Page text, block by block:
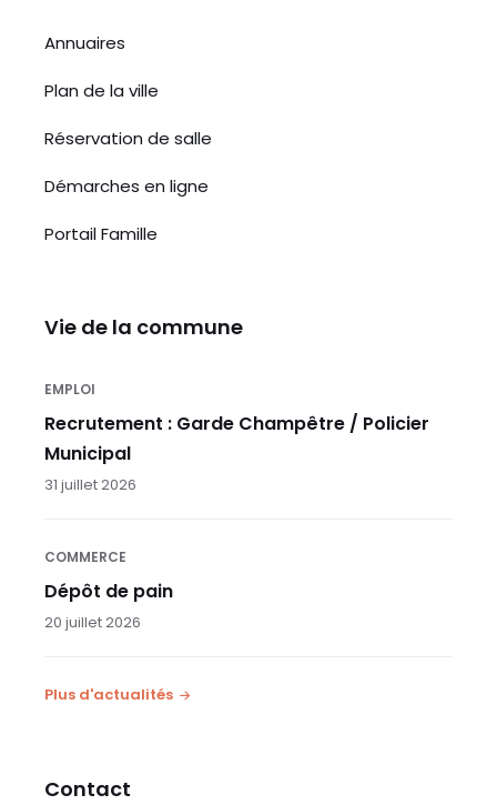
Annuaires
Plan de la ville
Réservation de salle
Démarches en ligne
Portail Famille
Vie de la commune
EMPLOI
Recrutement : Garde Champêtre / Policier
Municipal
31 juillet 2026
COMMERCE
Dépôt de pain
20 juillet 2026
Plus d'actualités
Contact